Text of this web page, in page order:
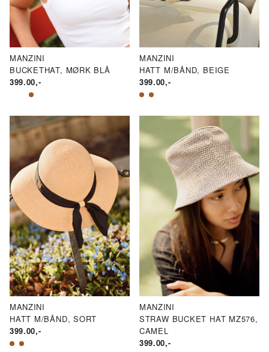
MANZINI
BUCKETHAT, MØRK BLÅ
399.00,-
MANZINI
HATT M/BÅND, BEIGE
399.00,-
MANZINI
HATT M/BÅND, SORT
399.00,-
MANZINI
STRAW BUCKET HAT MZ576,
CAMEL
399.00,-